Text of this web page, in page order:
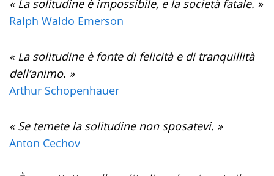
« La solitudine è impossibile, e la società fatale. »
Ralph Waldo Emerson
« La solitudine è fonte di felicità e di tranquillità
dell’animo. »
Arthur Schopenhauer
« Se temete la solitudine non sposatevi. »
Anton Cechov